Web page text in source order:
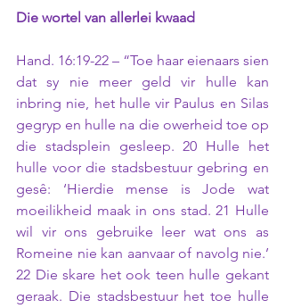
Die wortel van allerlei kwaad
Hand. 16:19-22 – “Toe haar eienaars sien
dat sy nie meer geld vir hulle kan
inbring nie, het hulle vir Paulus en Silas
gegryp en hulle na die owerheid toe op
die stadsplein gesleep. 20 Hulle het
hulle voor die stadsbestuur gebring en
gesê: ‘Hierdie mense is Jode wat
moeilikheid maak in ons stad. 21 Hulle
wil vir ons gebruike leer wat ons as
Romeine nie kan aanvaar of navolg nie.’
22 Die skare het ook teen hulle gekant
geraak. Die stadsbestuur het toe hulle